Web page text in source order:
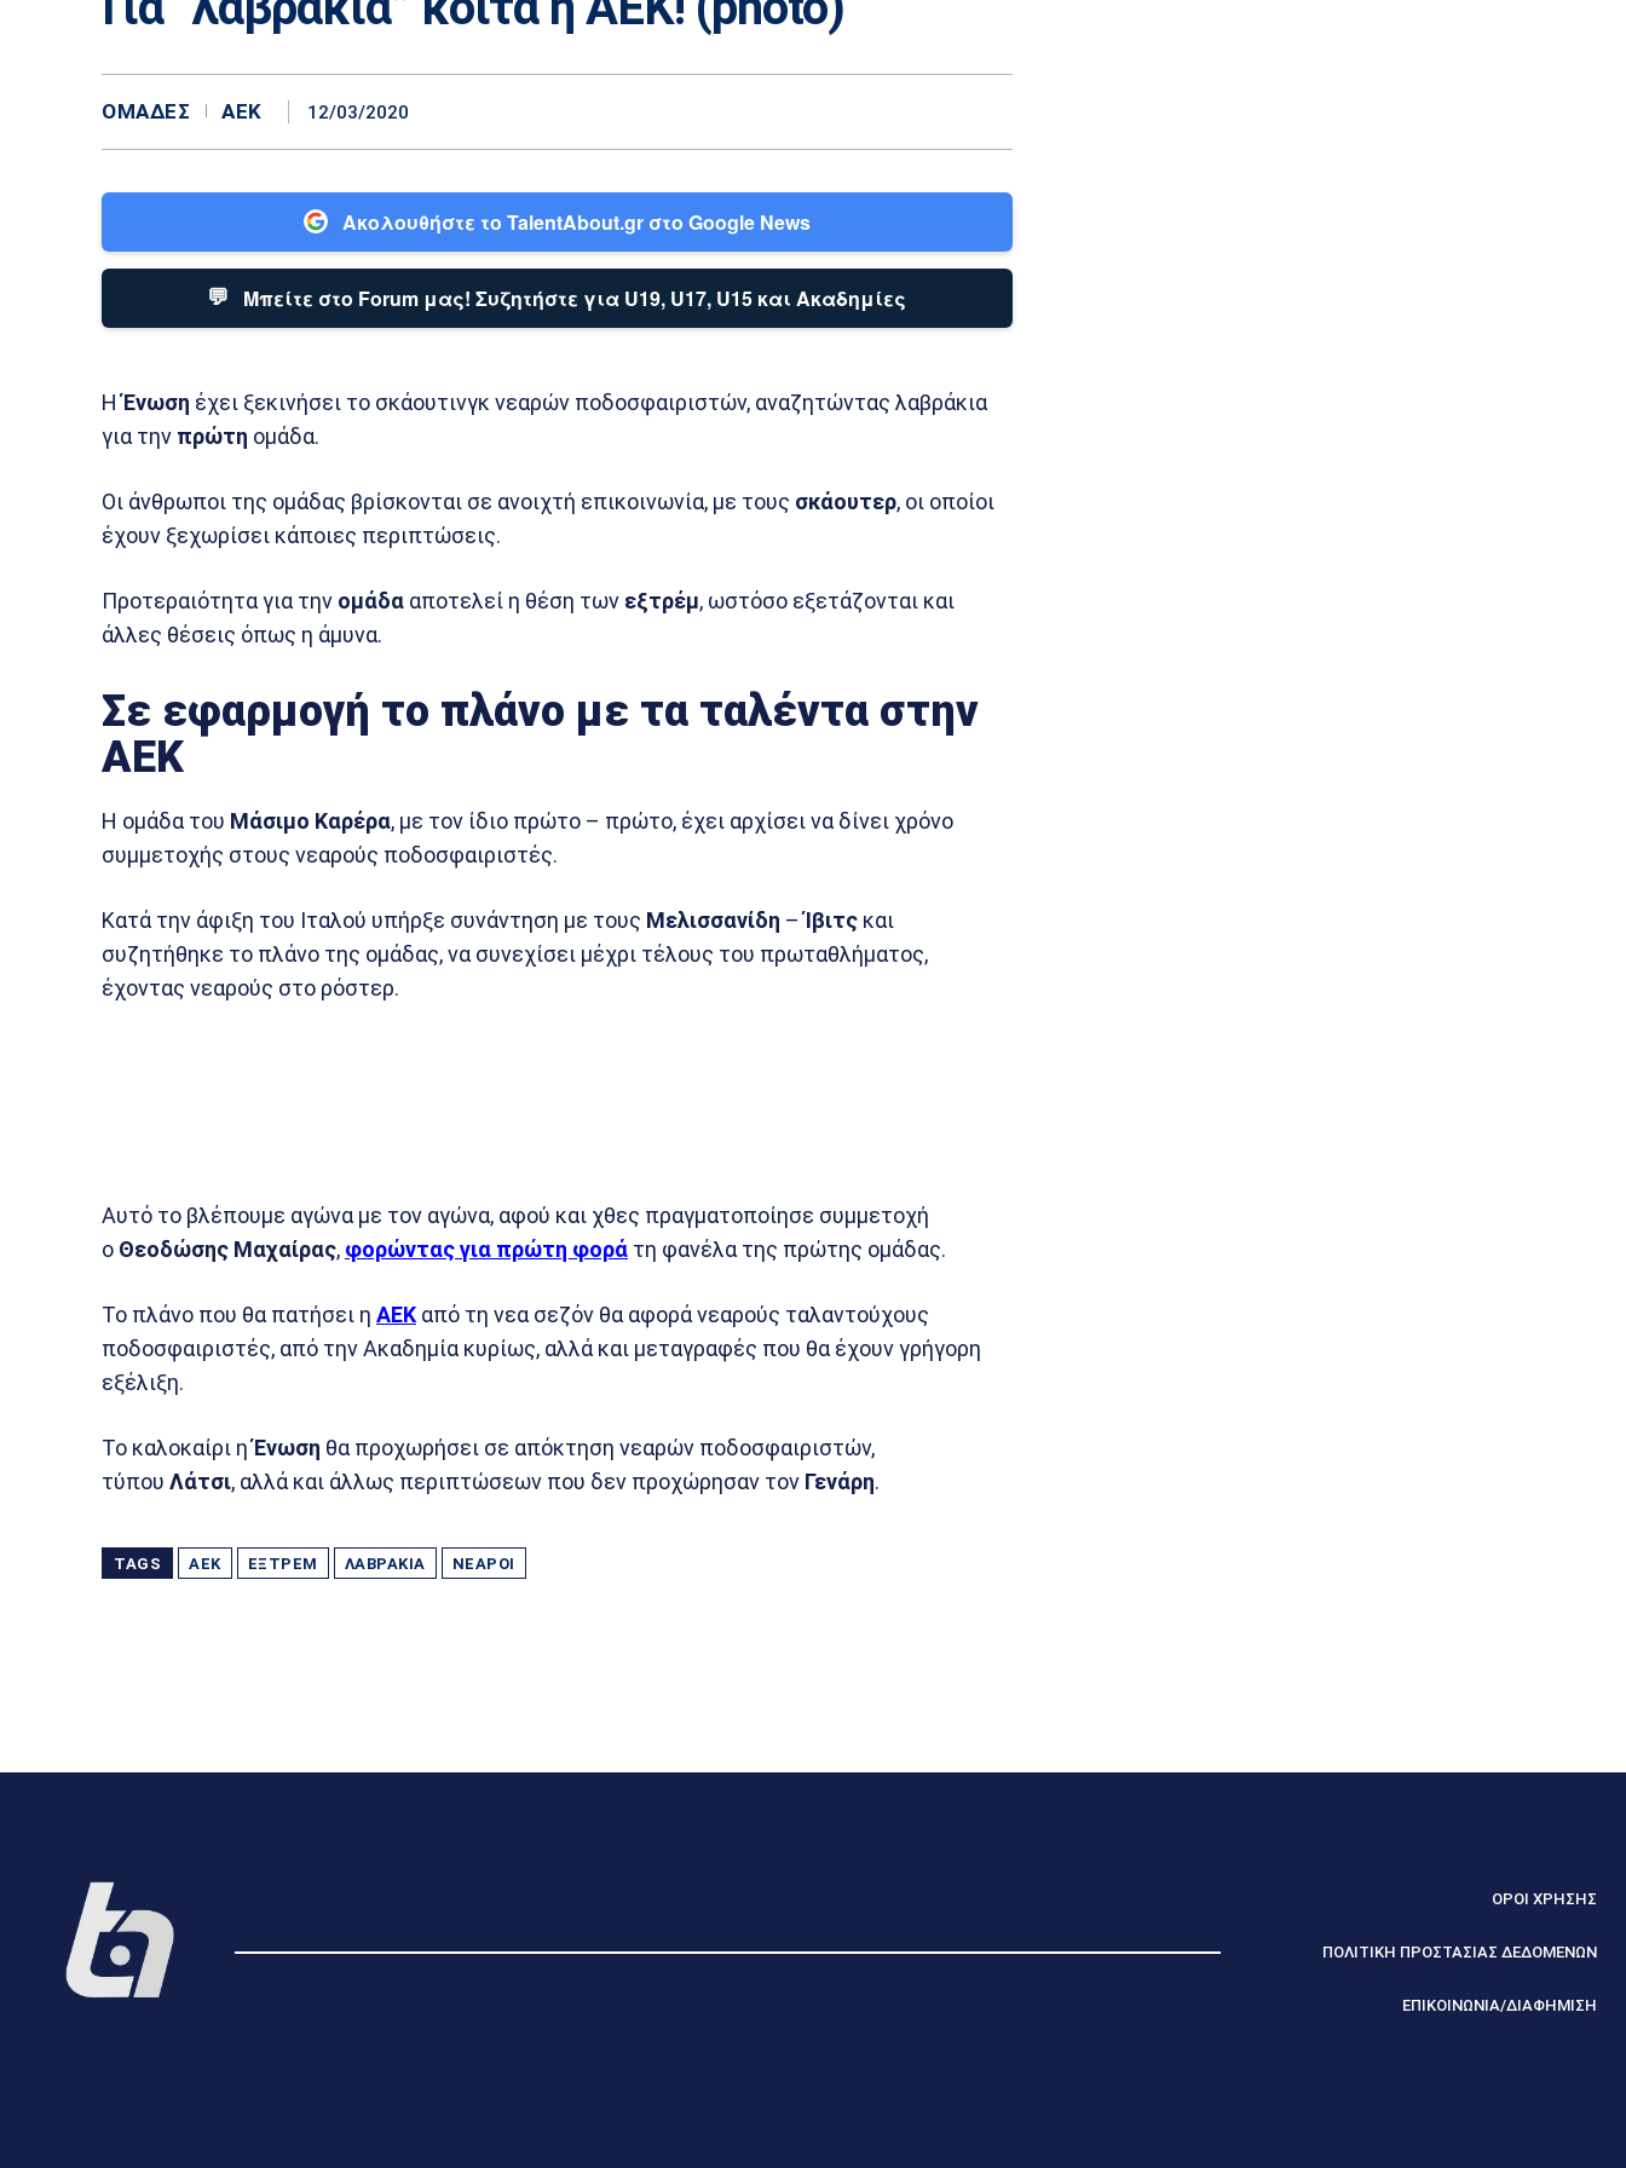
ΟΜΆΔΕΣ ΑΕΚ 12/03/2020
Ακολουθήστε το TalentAbout.gr στο Google News
💬 Μπείτε στο Forum μας! Συζητήστε για U19, U17, U15 και Ακαδημίες
ΗΈνωση έχει ξεκινήσει το σκάουτινγκ νεαρών ποδοσφαιριστών, αναζητώντας λαβράκια
για την πρώτη ομάδα.
Οι άνθρωποι της ομάδας βρίσκονται σε ανοιχτή επικοινωνία, με τους σκάουτερ, οι οποίοι
έχουν ξεχωρίσει κάποιες περιπτώσεις.
Προτεραιότητα για την ομάδα αποτελεί η θέση των εξτρέμ, ωστόσο εξετάζονται και
άλλες θέσεις όπως η άμυνα.
Σε εφαρμογή το πλάνο με τα ταλέντα στην
ΑΕΚ
Η ομάδα του Μάσιμο Καρέρα, με τον ίδιο πρώτο – πρώτο, έχει αρχίσει να δίνει χρόνο
συμμετοχής στους νεαρούς ποδοσφαιριστές.
Κατά την άφιξη του Ιταλού υπήρξε συνάντηση με τους Μελισσανίδη –Ίβιτς και
συζητήθηκε το πλάνο της ομάδας, να συνεχίσει μέχρι τέλους του πρωταθλήματος,
έχοντας νεαρούς στο ρόστερ.
Αυτό το βλέπουμε αγώνα με τον αγώνα, αφού και χθες πραγματοποίησε συμμετοχή
ο Θεοδώσης Μαχαίρας, φορώντας για πρώτη φορά τη φανέλα της πρώτης ομάδας.
Το πλάνο που θα πατήσει η ΑΕΚ από τη νεα σεζόν θα αφορά νεαρούς ταλαντούχους
ποδοσφαιριστές, από την Ακαδημία κυρίως, αλλά και μεταγραφές που θα έχουν γρήγορη
εξέλιξη.
Το καλοκαίρι ηΈνωση θα προχωρήσει σε απόκτηση νεαρών ποδοσφαιριστών,
τύπου Λάτσι, αλλά και άλλως περιπτώσεων που δεν προχώρησαν τον Γενάρη.
TAGS ΑΕΚ ΕΞΤΡΈΜ ΛΑΒΡΆΚΙΑ ΝΕΑΡΟΊ
ΟΡΟΙ ΧΡΗΣΗΣ
ΠΟΛΙΤΙΚΗ ΠΡΟΣΤΑΣΙΑΣ ΔΕΔΟΜΕΝΩΝ
ΕΠΙΚΟΙΝΩΝΙΑ/ΔΙΑΦΗΜΙΣΗ